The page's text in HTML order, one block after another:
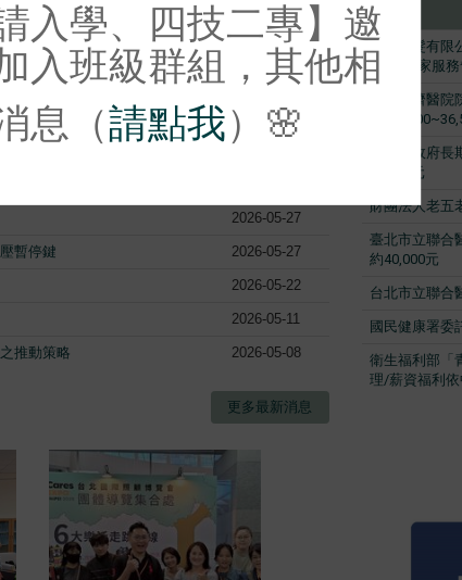
張貼日期
2026-07-14
2026-06-11
務 2024-03-11
2026-05-27
暫停鍵 2026-05-27
2026-05-22
2026-05-11
推動策略 2026-05-08
更多最新消息
標題
添福銀髮有
機構/居家服務
大林慈濟醫
員/
臺中市政府
39,087元
財團法人老五
臺北市立聯合
約40,000元
台北市立聯合
國民健康署委
衛生福利部「
理/薪資福利
入學、四技二專】邀
入班級群組，其他相
息（請點我）🌸